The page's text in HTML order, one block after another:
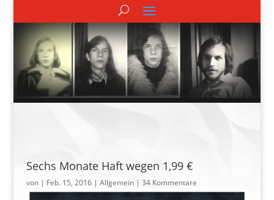
Sechs Monate Haft wegen 1,99 €
von | Feb. 15, 2016| Allgemein | 34 Kommentare